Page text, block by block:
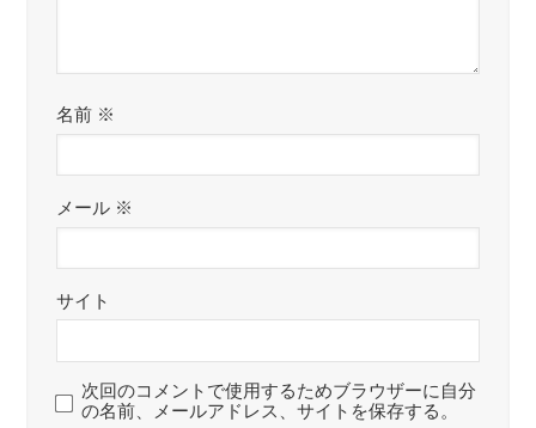
名前 ※
メール ※
サイト
次回のコメントで使用するためブラウザーに自分
の名前、メールアドレス、サイトを保存する。